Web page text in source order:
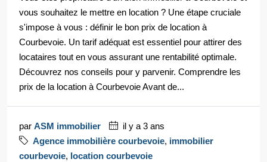
vous souhaitez le mettre en location ? Une étape cruciale
s'impose à vous : définir le bon prix de location à
Courbevoie. Un tarif adéquat est essentiel pour attirer des
locataires tout en vous assurant une rentabilité optimale.
Découvrez nos conseils pour y parvenir. Comprendre les
prix de la location à Courbevoie Avant de...
par ASM immobilier
il y a 3 ans
Agence immobilière courbevoie, immobilier
courbevoie, location courbevoie